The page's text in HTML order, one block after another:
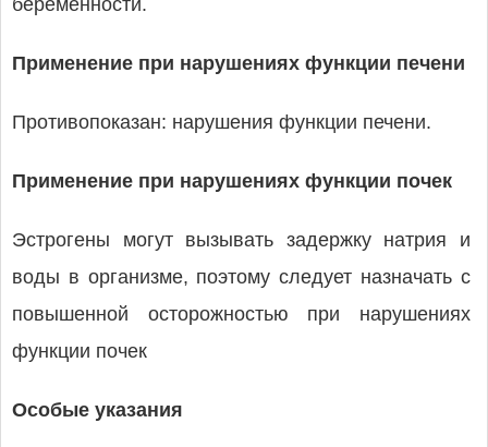
беременности.
Применение при нарушениях функции печени
Противопоказан: нарушения функции печени.
Применение при нарушениях функции почек
Эстрогены могут вызывать задержку натрия и
воды в организме, поэтому следует назначать с
повышенной осторожностью при нарушениях
функции почек
Особые указания